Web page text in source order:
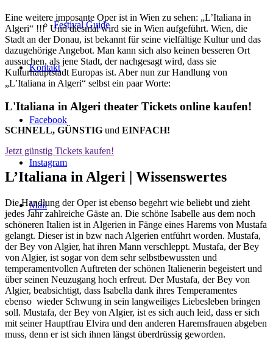
Festival Guide
Kontakt
Facebook
Instagram
Mail
Eine weitere imposante Oper ist in Wien zu sehen: „L’Italiana in
Algeri“ !!! Und diesmal wird sie in Wien aufgeführt. Wien, die
Stadt an der Donau, ist bekannt für seine vielfältige Kultur und das
dazugehörige Angebot. Man kann sich also keinen besseren Ort
aussuchen, als jene Stadt, der nachgesagt wird, dass sie
Kulturhauptstadt Europas ist. Aber nun zur Handlung von
„L’Italiana in Algeri“ selbst ein paar Worte:
L'Italiana in Algeri theater Tickets online kaufen!
SCHNELL, GÜNSTIG und EINFACH!
Jetzt günstig Tickets kaufen!
L’Italiana in Algeri | Wissenswertes
Die Handlung der Oper ist ebenso begehrt wie beliebt und zieht
jedes Jahr zahlreiche Gäste an. Die schöne Isabelle aus dem noch
schöneren Italien ist in Algerien in Fänge eines Harems von Mustafa
gelangt. Dieser ist in bzw nach Algerien entführt worden. Mustafa,
der Bey von Algier, hat ihren Mann verschleppt. Mustafa, der Bey
von Algier, ist sogar von dem sehr selbstbewussten und
temperamentvollen Auftreten der schönen Italienerin begeistert und
über seinen Neuzugang hoch erfreut. Der Mustafa, der Bey von
Algier, beabsichtigt, dass Isabella dank ihres Temperamentes
ebenso wieder Schwung in sein langweiliges Liebesleben bringen
soll. Mustafa, der Bey von Algier, ist es sich auch leid, dass er sich
mit seiner Hauptfrau Elvira und den anderen Haremsfrauen abgeben
muss, denn er ist sich ihnen längst überdrüssig geworden.